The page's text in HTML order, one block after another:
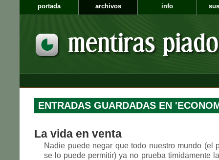
portada archivos info
ENTRADAS GUARDADAS EN
La vida en venta
Nadie puede negar que todo nuestro mundo (el
se lo puede permitir) ya no prueba timidamente